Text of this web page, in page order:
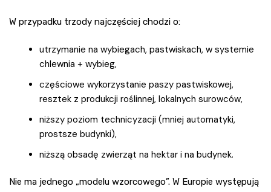
W przypadku trzody najczęściej chodzi o:
utrzymanie na wybiegach, pastwiskach, w systemie
chlewnia + wybieg,
częściowe wykorzystanie paszy pastwiskowej,
resztek z produkcji roślinnej, lokalnych surowców,
niższy poziom technicyzacji (mniej automatyki,
prostsze budynki),
niższą obsadę zwierząt na hektar i na budynek.
Nie ma jednego „modelu wzorcowego”. W Europie występują